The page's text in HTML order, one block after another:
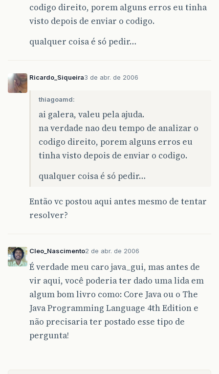
codigo direito, porem alguns erros eu tinha
visto depois de enviar o codigo.
qualquer coisa é só pedir…
Ricardo_Siqueira3 de abr. de 2006
thiagoamd:
ai galera, valeu pela ajuda.
na verdade nao deu tempo de analizar o
codigo direito, porem alguns erros eu
tinha visto depois de enviar o codigo.
qualquer coisa é só pedir…
Então vc postou aqui antes mesmo de tentar
resolver?
Cleo_Nascimento2 de abr. de 2006
É verdade meu caro java_gui, mas antes de
vir aqui, você poderia ter dado uma lida em
algum bom livro como: Core Java ou o The
Java Programming Language 4th Edition e
não precisaria ter postado esse tipo de
pergunta!